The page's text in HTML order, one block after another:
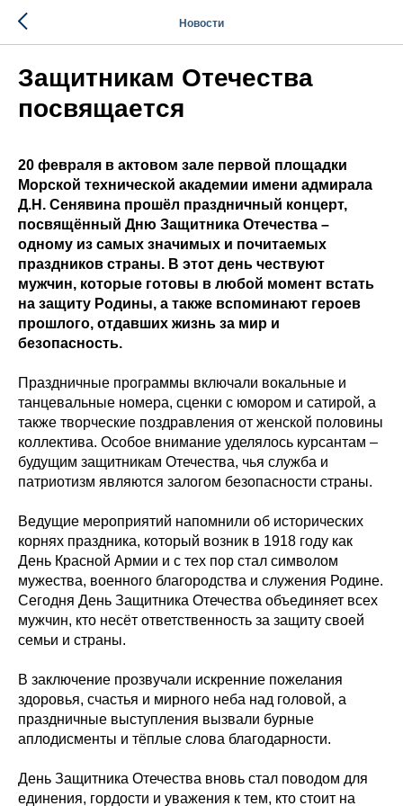
Новости
Защитникам Отечества
посвящается
20 февраля в актовом зале первой площадки
Морской технической академии имени адмирала
Д.Н. Сенявина прошёл праздничный концерт,
посвящённый Дню Защитника Отечества –
одному из самых значимых и почитаемых
праздников страны. В этот день чествуют
мужчин, которые готовы в любой момент встать
на защиту Родины, а также вспоминают героев
прошлого, отдавших жизнь за мир и
безопасность.
Праздничные программы включали вокальные и
танцевальные номера, сценки с юмором и сатирой, а
также творческие поздравления от женской половины
коллектива. Особое внимание уделялось курсантам –
будущим защитникам Отечества, чья служба и
патриотизм являются залогом безопасности страны.
Ведущие мероприятий напомнили об исторических
корнях праздника, который возник в 1918 году как
День Красной Армии и с тех пор стал символом
мужества, военного благородства и служения Родине.
Сегодня День Защитника Отечества объединяет всех
мужчин, кто несёт ответственность за защиту своей
семьи и страны.
В заключение прозвучали искренние пожелания
здоровья, счастья и мирного неба над головой, а
праздничные выступления вызвали бурные
аплодисменты и тёплые слова благодарности.
День Защитника Отечества вновь стал поводом для
единения, гордости и уважения к тем, кто стоит на